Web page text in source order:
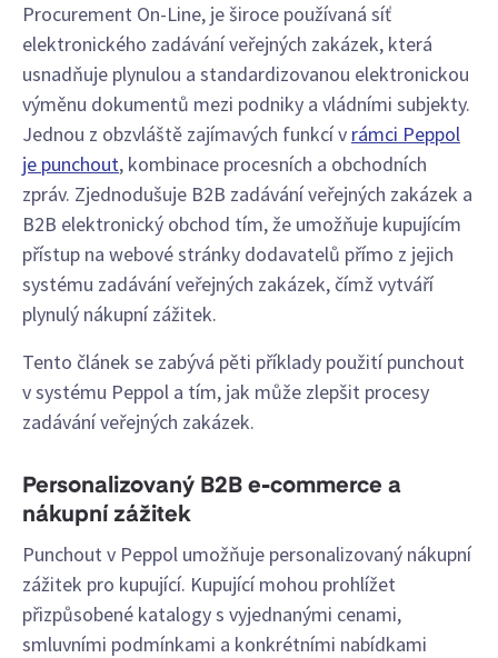
Procurement On-Line, je široce používaná síť
elektronického zadávání veřejných zakázek, která
usnadňuje plynulou a standardizovanou elektronickou
výměnu dokumentů mezi podniky a vládními subjekty.
Jednou z obzvláště zajímavých funkcí v rámci Peppol
je punchout, kombinace procesních a obchodních
zpráv. Zjednodušuje B2B zadávání veřejných zakázek a
B2B elektronický obchod tím, že umožňuje kupujícím
přístup na webové stránky dodavatelů přímo z jejich
systému zadávání veřejných zakázek, čímž vytváří
plynulý nákupní zážitek.
Tento článek se zabývá pěti příklady použití punchout
v systému Peppol a tím, jak může zlepšit procesy
zadávání veřejných zakázek.
Personalizovaný B2B e-commerce a
nákupní zážitek
Punchout v Peppol umožňuje personalizovaný nákupní
zážitek pro kupující. Kupující mohou prohlížet
přizpůsobené katalogy s vyjednanými cenami,
smluvními podmínkami a konkrétními nabídkami